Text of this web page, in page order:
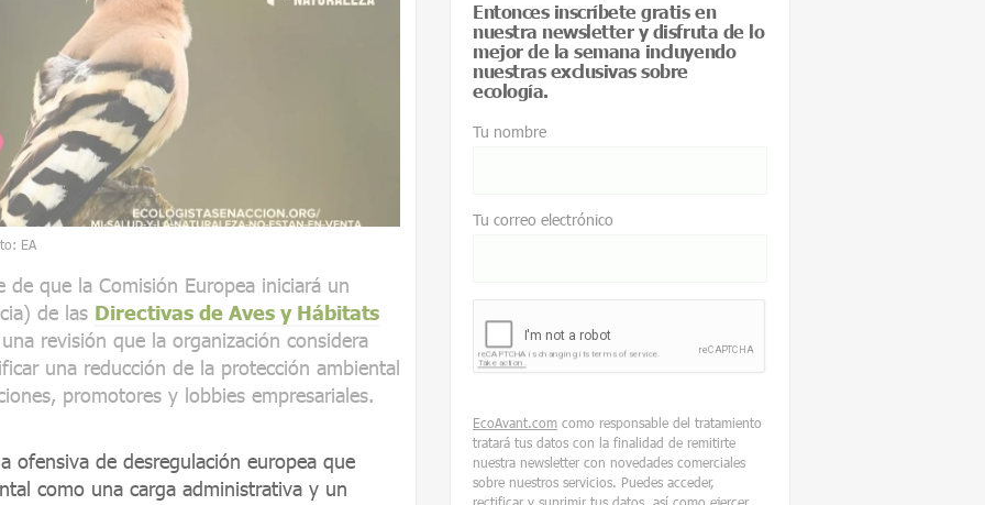
EA
de que la Comisión Europea iniciará un
de las Directivas de Aves y Hábitats
revisión que la organización considera
una reducción de la protección ambiental
promotores y lobbies empresariales.
ofensiva de desregulación europea que
como una carga administrativa y un
Entonces inscríbete gratis en
nuestra newsletter y disfruta de lo
mejor de la semana incluyendo
nuestras exclusivas sobre
ecología.
Tu nombre
Tu correo electrónico
EcoAvant.com como responsable del tratamiento
tratará tus datos con la finalidad de remitirte
nuestra newsletter con novedades comerciales
sobre nuestros servicios. Puedes acceder,
rectificar y suprimir tus datos, así como ejercer